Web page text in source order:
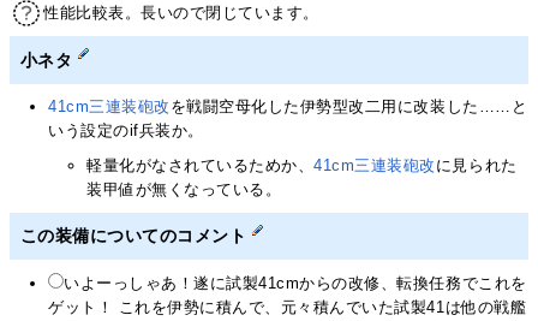
性能比較表。長いので閉じています。
小ネタ
41cm三連装砲改 を戦闘空母化した伊勢型改二用に改装した……と
いう設定のif兵装か。
軽量化がなされているためか、41cm三連装砲改 に見られた
装甲値が無くなっている。
この装備についてのコメント
いよーっしゃあ！遂に試製41cmからの改修、転換任務でこれを
ゲット！ これを伊勢に積んで、元々積んでいた試製41は他の戦艦